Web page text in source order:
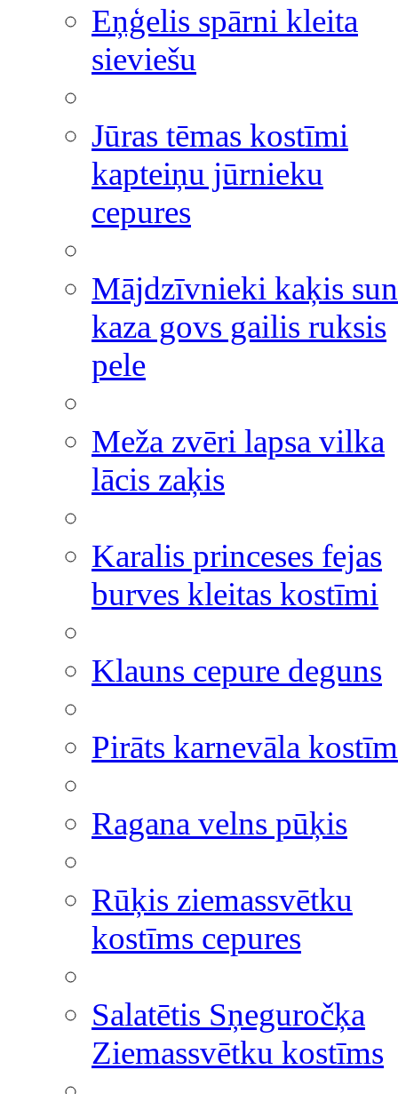
Eņģelis spārni kleita
sieviešu
Jūras tēmas kostīmi
kapteiņu jūrnieku
cepures
Mājdzīvnieki kaķis
kaza govs gailis ruksis
pele
Meža zvēri lapsa vilka
lācis zaķis
Karalis princeses fejas
burves kleitas kostīmi
Klauns cepure deguns
Pirāts karnevāla
Ragana velns pūķis
Rūķis ziemassvētku
kostīms cepures
Salatētis Sņeguročķa
Ziemassvētku kostīms